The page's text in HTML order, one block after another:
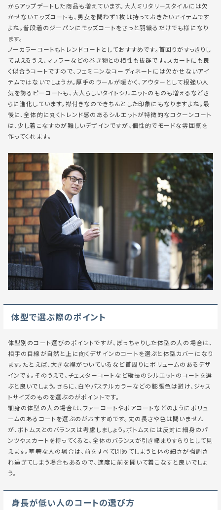
からアップデートした商品も増えています。大人ミリタリースタイルには欠
かせないモッズコートも、男女を問わず1枚は持っておきたいアイテムです
よね。普段着のジーパンにモッズコートをさっと羽織るだけでも様になり
ます。
ノーカラーコートもトレンドコートとしておすすめです。首回りがすっきりし
て見えるうえ、マフラーなどの巻き物との相性も抜群です。スカートにも良
く似合うコートですので、フェミニンなコーディネートには欠かせないアイ
テムではないでしょうか。厚手のウールが暖かく、アウターとして根強い人
気を誇るピーコートも、大人らしいタイトシルエットのものも増えるなどさ
らに進化しています。襟付きなのできちんとした印象にもなりますよね。最
後に、全体的に丸くトレンド感のあるシルエットが特徴的なコクーンコート
は、少し着こなすのが難しいデザインですが、個性的でモードな雰囲気を
作ってくれます。
体型で選ぶ際のポイント
体型別のコート選びのポイントですが、ぽっちゃりした体型の人の場合は、
相手の目線が自然と上に向くデザインのコートを選ぶと体型カバーになり
ます。たとえば、大きな襟がついているなど首周りにボリュームのあるデザ
インです。そのうえで、チェスターコートなど縦長のシルエットのコートを選
ぶと良いでしょう。さらに、白やパステルカラーなどの膨張色は避け、ジャス
トサイズのものを選ぶのがポイントです。
細身の体型の人の場合は、ファーコートやボアコートなどのようにボリュ
ームのあるコートを選ぶのがおすすめです。丈の長さや色は問いません
が、ボトムスとのバランスは考慮しましょう。ボトムスには反対に細身のパ
ンツやスカートを持ってくると、全体のバランスが引き締まりすらりとして見
えます。華奢な人の場合は、前をすべて閉めてしまうと体の細さが強調さ
れ過ぎてしまう場合もあるので、適度に前を開いて着こなすと良いでしょ
う。
身長が低い人のコートの選び方